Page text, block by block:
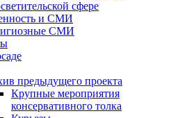
сфере
и СМИ
СМИ
предыдущего проекта
Крупные мероприятия
консервативного толка